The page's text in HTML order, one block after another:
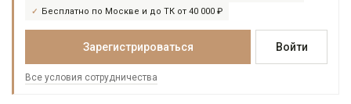
Бесплатно по Москве и до ТК от 40 000 ₽
Зарегистрироваться Войти
Все условия сотрудничества